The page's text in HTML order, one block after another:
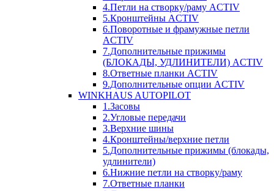
4.Петли на створку/раму ACTIV
5.Кронштейны ACTIV
6.Поворотные и фрамужные петли
ACTIV
7.Дополнительные прижимы
(БЛОКАДЫ, УДЛИНИТЕЛИ) ACTIV
8.Ответные планки ACTIV
9.Дополнительные опции ACTIV
WINKHAUS AUTOPILOT
1.Засовы
2.Угловые передачи
3.Верхние шины
4.Кронштейны/верхние петли
5.Дополнительные прижимы (блокады,
удлинители)
6.Нижние петли на створку/раму
7.Ответные планки